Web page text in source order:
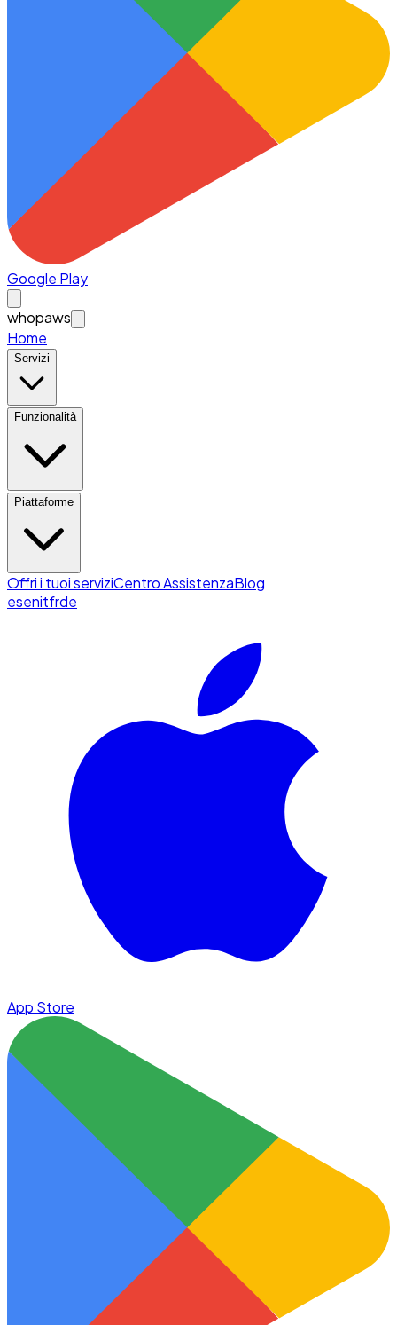
Google Play
whopaws
Home
Servizi
Funzionalità
Piattaforme
Offri i tuoi serviziCentro AssistenzaBlog
esenitfrde
App Store